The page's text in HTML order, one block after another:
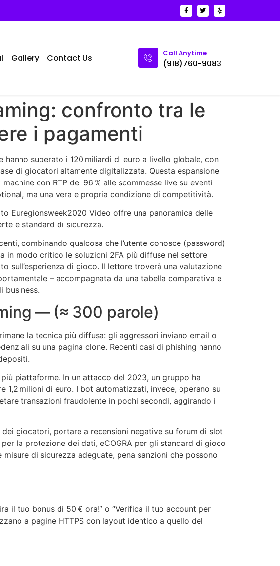
Gallery Contact Us Call Anytime
(918)760-9083
confronto tra le
i pagamenti
superato i 120 miliardi di euro a livello globale, con
di giocatori altamente digitalizzata. Questa espansione
con RTP del 96 % alle scommesse live su eventi
ma una vera e propria condizione di competitività.
Euregionsweek2020 Video offre una panoramica delle
e standard di sicurezza.
combinando qualcosa che l’utente conosce (password)
in modo critico le soluzioni 2FA più diffuse nel settore
sull’esperienza di gioco. Il lettore troverà una valutazione
– accompagnata da una tabella comparativa e
business.
— (≈ 300 parole)
la tecnica più diffusa: gli aggressori inviano email o
su una pagina clone. Recenti casi di phishing hanno
piattaforme. In un attacco del 2023, un gruppo ha
milioni di euro. I bot automatizzati, invece, operano su
transazioni fraudolente in pochi secondi, aggirando i
giocatori, portare a recensioni negative su forum di slot
la protezione dei dati, eCOGRA per gli standard di gioco
di sicurezza adeguate, pena sanzioni che possono
il tuo bonus di 50 € ora!” o “Verifica il tuo account per
a pagine HTTPS con layout identico a quello del